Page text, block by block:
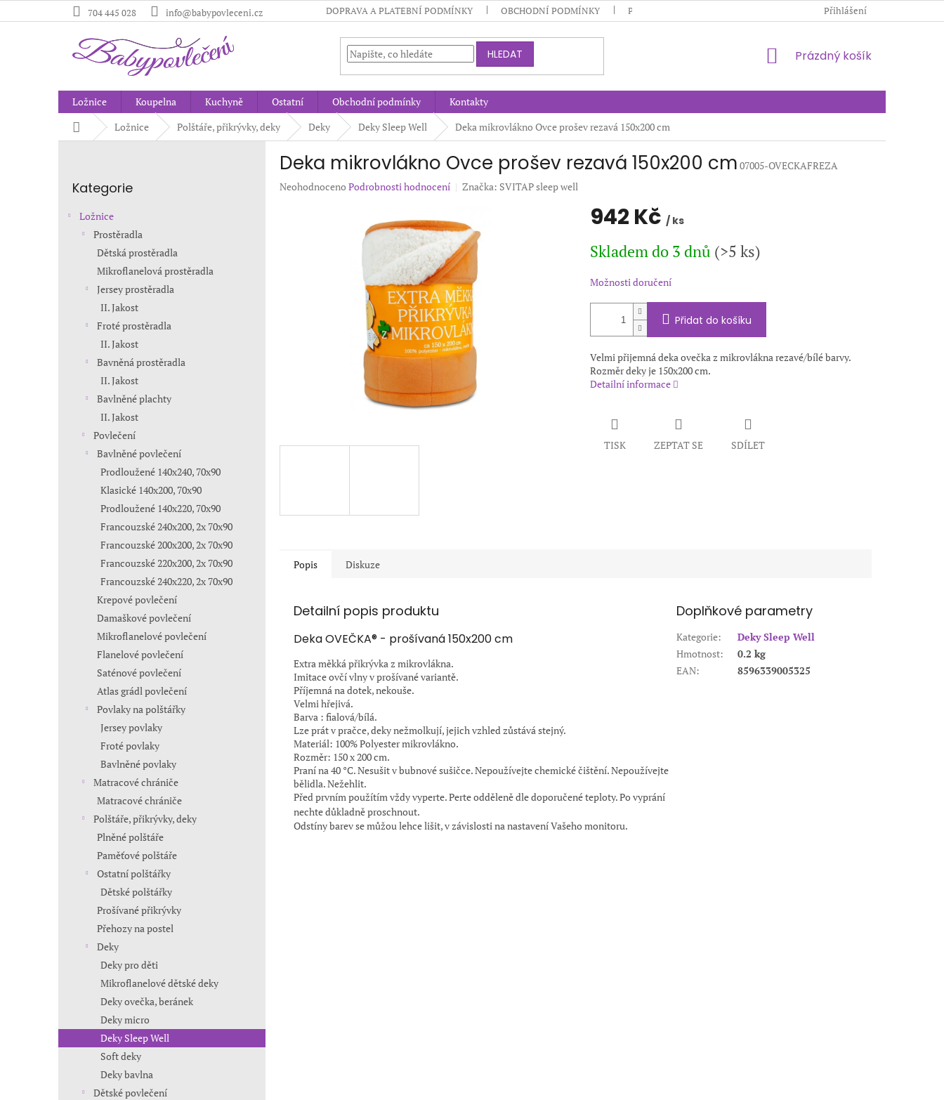
na
704 445 028 info@babypovleceni.cz DOPRAVA A PLATEBNÍ PODMÍNKY OBCHODNÍ PODMÍNKY PODMÍNKY OCHRANY OSOBNÍCH ÚDAJŮ KONTAKTY
Přihlášení
HLEDAT
NÁKUPNÍ
Prázdný košík
Ložnice Koupelna Kuchyně Ostatní Obchodní podmínky
Kontakty
Domů Ložnice Polštáře, přikrývky, deky Deky Deky Sleep Well Deka mikrovlákno Ovce prošev rezavá 150x200 cm
kategorie
Kategorie
Ložnice
Prostěradla
Dětská prostěradla
Mikroflanelová prostěradla
Jersey prostěradla
II. Jakost
Froté prostěradla
II. Jakost
Bavněná prostěradla
II. Jakost
Bavlněné plachty
II. Jakost
Povlečení
Bavlněné povlečení
Prodloužené 140x240, 70x90
Klasické 140x200, 70x90
Prodloužené 140x220, 70x90
Francouzské 240x200, 2x 70x90
Francouzské 200x200, 2x 70x90
Francouzské 220x200, 2x 70x90
Francouzské 240x220, 2x 70x90
Krepové povlečení
Damaškové povlečení
Mikroflanelové povlečení
Flanelové povlečení
Saténové povlečení
Atlas grádl povlečení
Povlaky na polštářky
Jersey povlaky
Froté povlaky
Bavlněné povlaky
Matracové chrániče
Matracové chrániče
Polštáře, přikrývky, deky
Plněné polštáře
Paměťové polštáře
Ostatní polštářky
Dětské polštářky
Prošívané přikrývky
Přehozy na postel
Deky
Deky pro děti
Mikroflanelové dětské deky
Deky ovečka, beránek
Deky micro
Deky Sleep Well
Soft deky
Deky bavlna
Dětské povlečení
Deka mikrovlákno Ovce prošev rezavá 150x200 cm 07005-OVECKAFREZA
Průměrné
Neohodnoceno Podrobnosti hodnocení Značka: SVITAP sleep well
942 Kč / ks
cena:
Skladem do 3 dnů (>5 ks)
Možnosti doručení
Přidat do košíku
Velmi přijemná deka ovečka z mikrovlákna rezavé/bílé barvy.
Rozměr deky je 150x200 cm.
Detailní informace
TISK ZEPTAT SE SDÍLET
Popis Diskuze
Detailní popis produktu
Deka OVEČKA® - prošívaná 150x200 cm
Extra měkká přikrývka z mikrovlákna.
Imitace ovčí vlny v prošívané variantě.
Příjemná na dotek, nekouše.
Velmi hřejivá.
Barva : fialová/bílá.
Lze prát v pračce, deky nežmolkují, jejich vzhled zůstává stejný.
Materiál: 100% Polyester mikrovlákno.
Rozměr: 150 x 200 cm.
Praní na 40 °C. Nesušit v bubnové sušičce. Nepoužívejte chemické čištění. Nepoužívejte
bělidla. Nežehlit.
Před prvním použítím vždy vyperte. Perte odděleně dle doporučené teploty. Po vyprání
nechte důkladně proschnout.
Odstíny barev se můžou lehce lišit, v závislosti na nastavení Vašeho monitoru.
Doplňkové parametry
Kategorie:
Deky Sleep Well
Hmotnost:
0.2 kg
EAN: 8596339005325